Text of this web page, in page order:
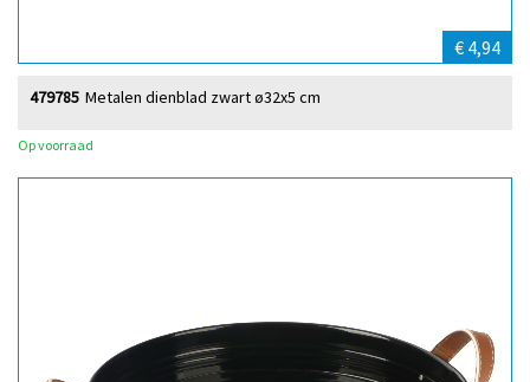
€ 4,94
Metalen dienblad zwart ø32x5 cm
479785
Op voorraad